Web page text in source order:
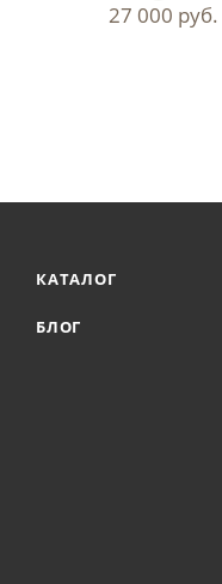
27 000 руб.
КАТАЛОГ
БЛОГ